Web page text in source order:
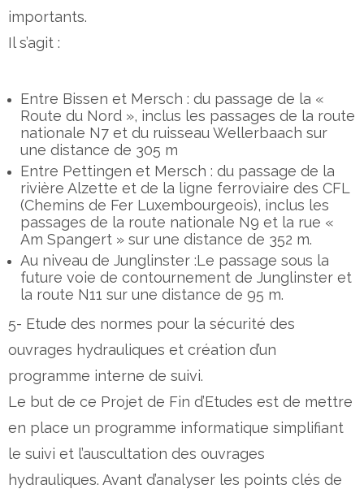
importants.
Il s’agit :
Entre Bissen et Mersch : du passage de la «
Route du Nord », inclus les passages de la route
nationale N7 et du ruisseau Wellerbaach sur
une distance de 305 m
Entre Pettingen et Mersch : du passage de la
rivière Alzette et de la ligne ferroviaire des CFL
(Chemins de Fer Luxembourgeois), inclus les
passages de la route nationale N9 et la rue «
Am Spangert » sur une distance de 352 m.
Au niveau de Junglinster :Le passage sous la
future voie de contournement de Junglinster et
la route N11 sur une distance de 95 m.
5- Etude des normes pour la sécurité des
ouvrages hydrauliques et création d’un
programme interne de suivi.
Le but de ce Projet de Fin d’Etudes est de mettre
en place un programme informatique simplifiant
le suivi et l’auscultation des ouvrages
hydrauliques. Avant d’analyser les points clés de